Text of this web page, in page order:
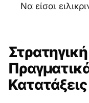
Να είσαι
Κατατάξεις